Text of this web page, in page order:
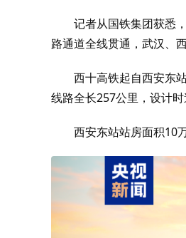
记者从国铁集团获悉
路通道全线贯通，武汉、
西十高铁起自西安东
线路全长257公里，设计时
西安东站站房面积10